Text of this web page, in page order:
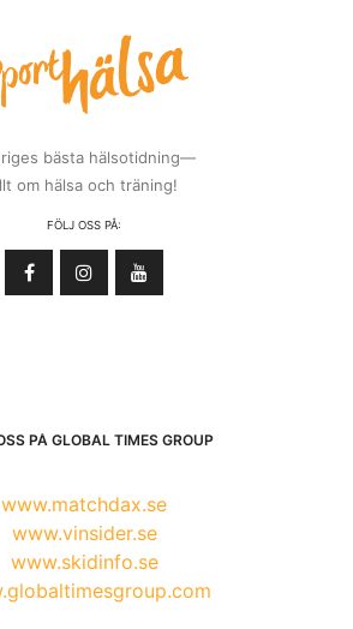
bästa hälsotidning—
om hälsa och träning!
FÖLJ OSS PÅ:
PÅ GLOBAL TIMES GROUP
www.matchdax.se
www.vinsider.se
www.skidinfo.se